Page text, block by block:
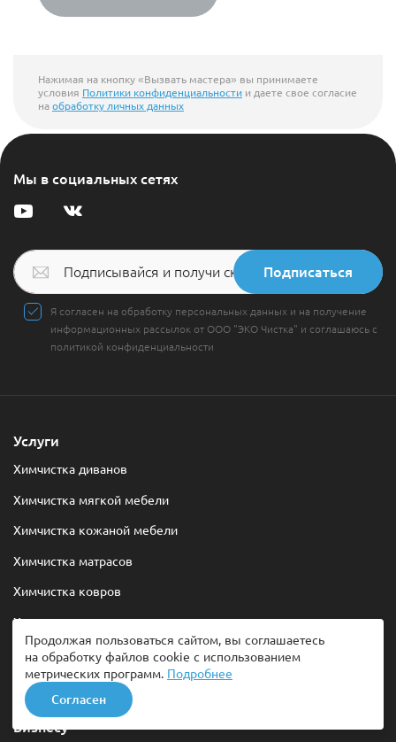
Нажимая на кнопку «Вызвать мастера» вы принимаете
условия Политики конфиденциальности и даете свое согласие
наобработку личных данных
Мы в социальных сетях
Я согласен на обработку персональных данных и на получение
информационных рассылок от ООО "ЭКО Чистка" и соглашаюсь с
политикой конфиденциальности
Подписаться
Услуги
Химчистка диванов
Химчистка мягкой мебели
Химчистка кожаной мебели
Химчистка матрасов
Химчистка ковров
Химчистка ковров с вывозом
Химчистка ковролина
Химчистка штор
Бизнесу
Продолжая пользоваться сайтом, вы соглашаетесь
на обработку файлов cookie с использованием
метрических программ. Подробнее
Согласен